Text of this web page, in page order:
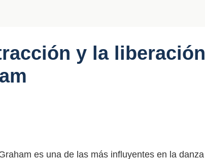
y la liberación
es una de las más influyentes en la danza